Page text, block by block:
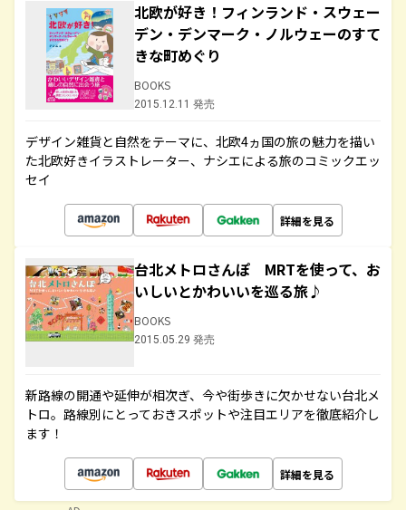
北欧が好き！フィンランド・スウェー
デン・デンマーク・ノルウェーのすて
きな町めぐり
BOOKS
2015.12.11 発売
デザイン雑貨と自然をテーマに、北欧4ヵ国の旅の魅力を描い
た北欧好きイラストレーター、ナシエによる旅のコミックエッ
セイ
詳細を見る
台北メトロさんぽ MRTを使って、お
いしいとかわいいを巡る旅♪
BOOKS
2015.05.29 発売
新路線の開通や延伸が相次ぎ、今や街歩きに欠かせない台北メ
トロ。路線別にとっておきスポットや注目エリアを徹底紹介し
ます！
詳細を見る